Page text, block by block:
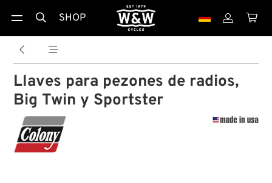
 SHOP  
 
Llaves para pezones de radios,
Big Twin y Sportster